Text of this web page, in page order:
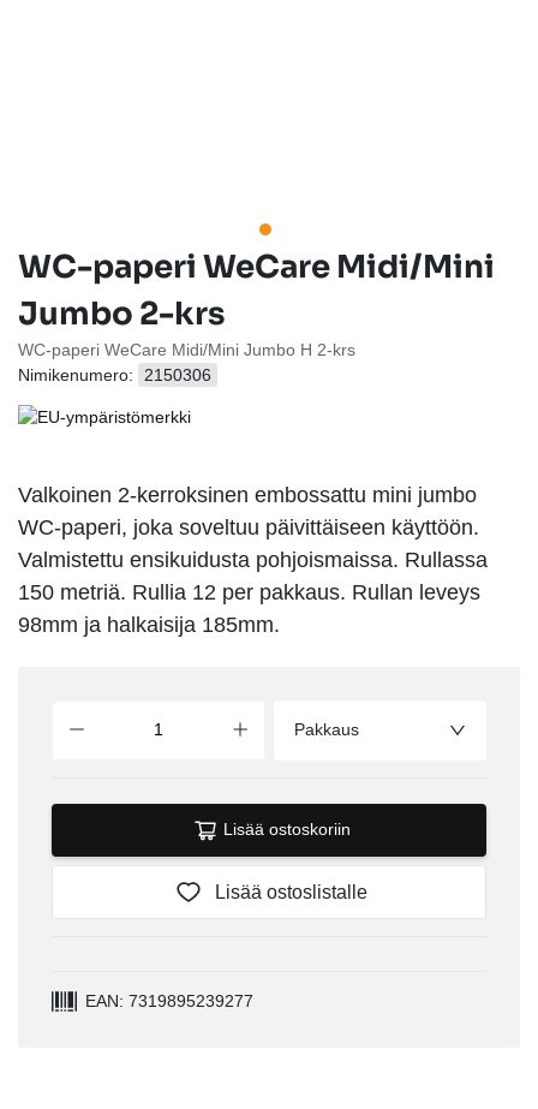
WC-paperi WeCare Midi/Mini
Jumbo 2-krs
WC-paperi WeCare Midi/Mini Jumbo H 2-krs
Nimikenumero:
2150306
Valkoinen 2-kerroksinen embossattu mini jumbo
WC-paperi, joka soveltuu päivittäiseen käyttöön.
Valmistettu ensikuidusta pohjoismaissa. Rullassa
150 metriä. Rullia 12 per pakkaus. Rullan leveys
98mm ja halkaisija 185mm.
Pakkaus
Lisää ostoskoriin
Lisää ostoslistalle
EAN: 7319895239277